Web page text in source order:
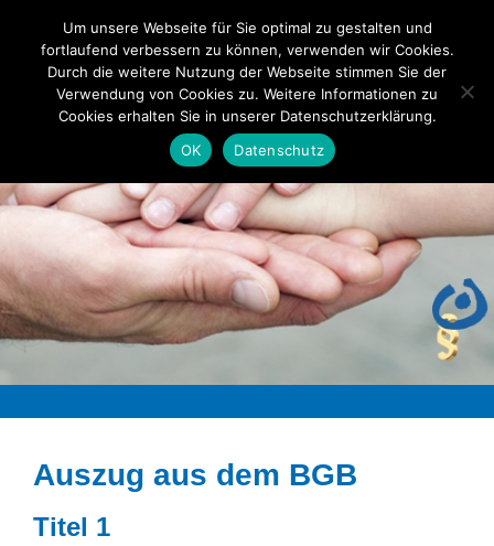
content
Auszug aus dem BGB
Titel 1
Um unsere Webseite für Sie optimal zu gestalten und
fortlaufend verbessern zu können, verwenden wir Cookies.
Durch die weitere Nutzung der Webseite stimmen Sie der
Verwendung von Cookies zu. Weitere Informationen zu
Cookies erhalten Sie in unserer Datenschutzerklärung.
OK
Datenschutz